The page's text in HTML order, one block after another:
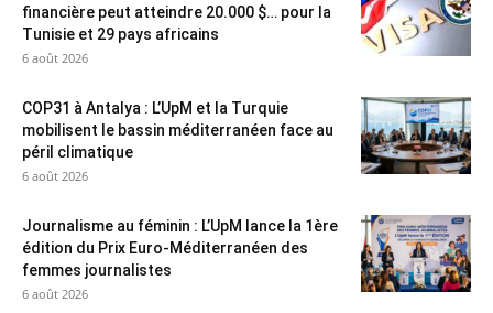
financière peut atteindre 20.000 $… pour la
Tunisie et 29 pays africains
6 août 2026
COP31 à Antalya : L’UpM et la Turquie
mobilisent le bassin méditerranéen face au
péril climatique
6 août 2026
Journalisme au féminin : L’UpM lance la 1ère
édition du Prix Euro-Méditerranéen des
femmes journalistes
6 août 2026